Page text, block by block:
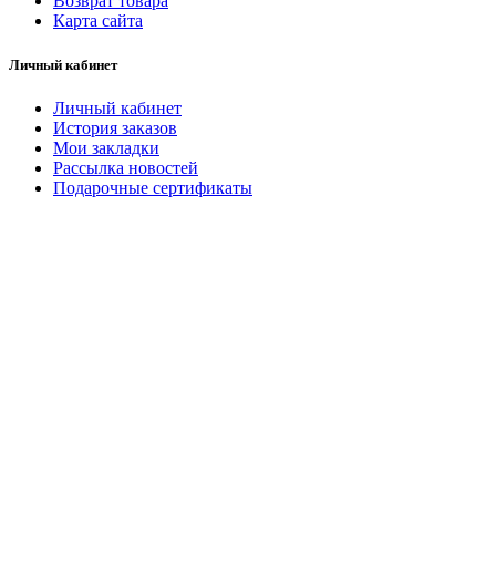
Карта сайта
Личный кабинет
Личный кабинет
История заказов
Мои закладки
Рассылка новостей
Подарочные сертификаты